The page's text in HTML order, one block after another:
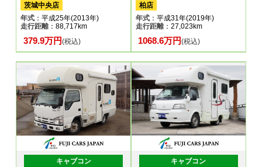
茨城中央店
年式 ：平成25年(2013年)
走行距離：88,717km
379.9万円(税込)
柏店
年式：平成31年(2019年)
走行距離：27,023km
1068.6万円(税込)
キャブコン キャブコン